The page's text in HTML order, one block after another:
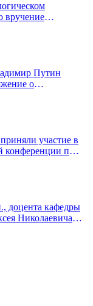
вручение
Путин
о
и трудовых
участие в
конференции по
границами
доцента кафедры
Николаевича с